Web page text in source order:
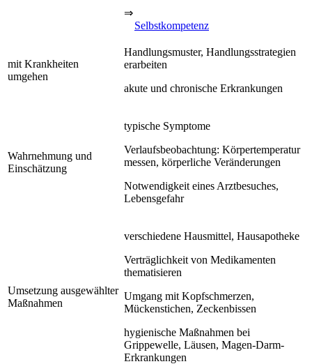
⇒
Selbstkompetenz
mit Krankheiten
umgehen
Handlungsmuster, Handlungsstrategien
erarbeiten
akute und chronische Erkrankungen
Wahrnehmung und
Einschätzung
typische Symptome
Verlaufsbeobachtung: Körpertemperatur
messen, körperliche Veränderungen
Notwendigkeit eines Arztbesuches,
Lebensgefahr
Umsetzung ausgewählter
Maßnahmen
verschiedene Hausmittel, Hausapotheke
Verträglichkeit von Medikamenten
thematisieren
Umgang mit Kopfschmerzen,
Mückenstichen, Zeckenbissen
hygienische Maßnahmen bei
Grippewelle, Läusen, Magen-Darm-
Erkrankungen